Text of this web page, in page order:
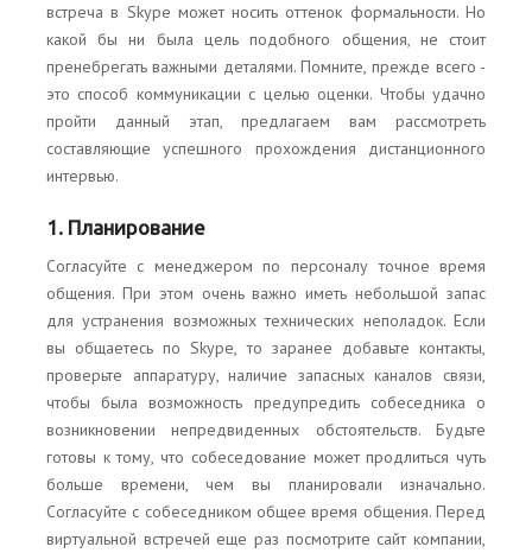
встреча в Skypе может носить оттенок формальности. Но
какой бы ни была цель подобного общения, не стоит
пренебрегать важными деталями. Помните, прежде всего -
это способ коммуникации с целью оценки. Чтобы удачно
пройти данный этап, предлагаем вам рассмотреть
составляющие успешного прохождения дистанционного
интервью.
1. Планирование
Согласуйте с менеджером по персоналу точное время
общения. При этом очень важно иметь небольшой запас
для устранения возможных технических неполадок. Если
вы общаетесь по Skype, то заранее добавьте контакты,
проверьте аппаратуру, наличие запасных каналов связи,
чтобы была возможность предупредить собеседника о
возникновении непредвиденных обстоятельств. Будьте
готовы к тому, что собеседование может продлиться чуть
больше времени, чем вы планировали изначально.
Согласуйте с собеседником общее время общения. Перед
виртуальной встречей еще раз посмотрите сайт компании,